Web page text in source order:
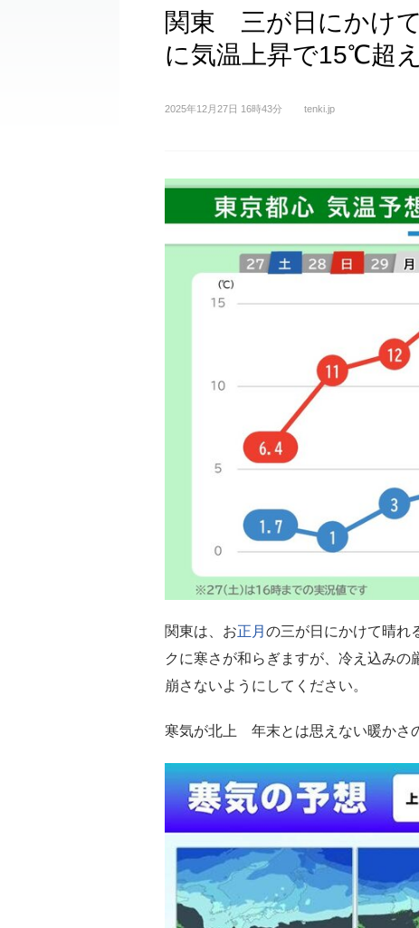
関東 三が日にかけ
に気温上昇で15℃超
2025年12月27日 16時43分 tenki.jp
関東は、お正月 の三が日にかけて晴れ
クに寒さが和らぎますが、冷え込みの
崩さないようにしてください。
寒気が北上 年末とは思えない暖かさ